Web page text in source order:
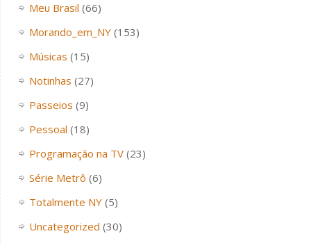
Meu Brasil (66)
Morando_em_NY(153)
Músicas (15)
Notinhas (27)
Passeios (9)
Pessoal (18)
Programação na TV(23)
Série Metrô (6)
Totalmente NY(5)
Uncategorized (30)